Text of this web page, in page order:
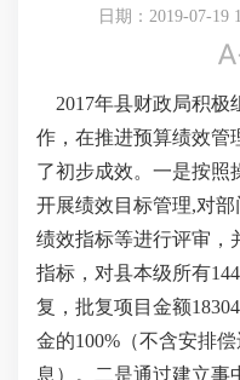
日期：2019-07-19
2017年县财政局积极
作，在推进预算绩效管
了初步成效。一是按照
开展绩效目标管理,对
绩效指标等进行评审，
指标，对县本级所有
复，批复项目金额
金的100%（不含安排
息）。二是通过建立事